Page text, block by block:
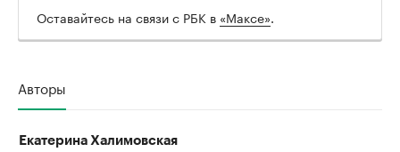
Оставайтесь на связи с РБК в «Максе».
Авторы
Екатерина Халимовская